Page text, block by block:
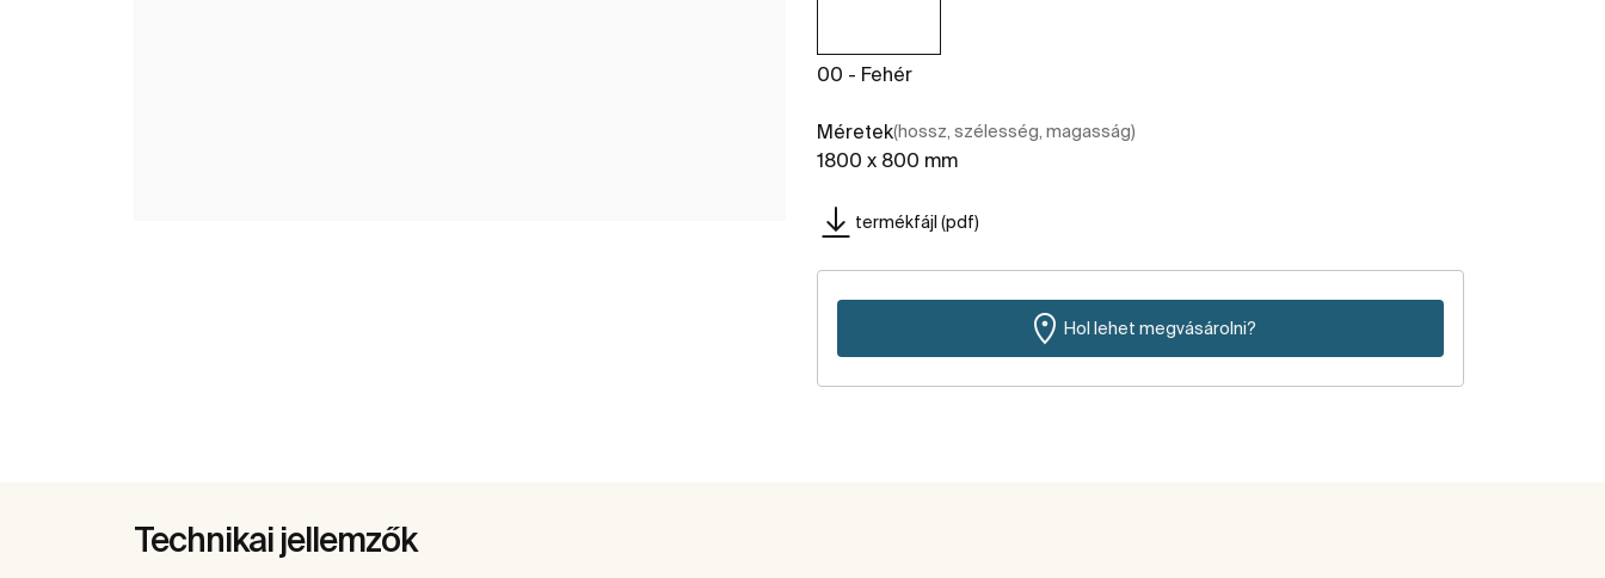
00 - Fehér
Méretek(hossz, szélesség, magasság)
1800 x 800 mm
termékfájl (pdf)
Hol lehet megvásárolni?
Technikai jellemzők